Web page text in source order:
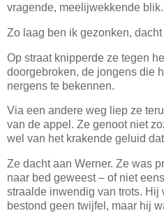
vragende, meelijwekkende blik.
Zo laag ben ik gezonken, dacht
Op straat knipperde ze tegen
doorgebroken, de jongens die
nergens te bekennen.
Via een andere weg liep ze
van de appel. Ze genoot niet
wel van het krakende geluid
Ze dacht aan Werner. Ze was
naar bed geweest – of niet
straalde inwendig van trots. Hij
bestond geen twijfel, maar hij